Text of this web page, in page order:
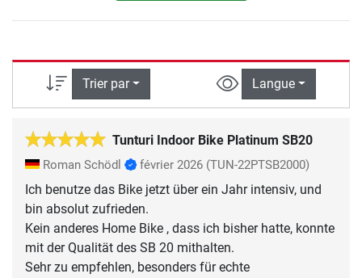
Trier par Langue
Tunturi Indoor Bike Platinum SB20
Roman Schödl février 2026 (TUN-22PTSB2000)
Ich benutze das Bike jetzt über ein Jahr intensiv, und
bin absolut zufrieden.
Kein anderes Home Bike , dass ich bisher hatte, konnte
mit der Qualität des SB 20 mithalten.
Sehr zu empfehlen, besonders für echte